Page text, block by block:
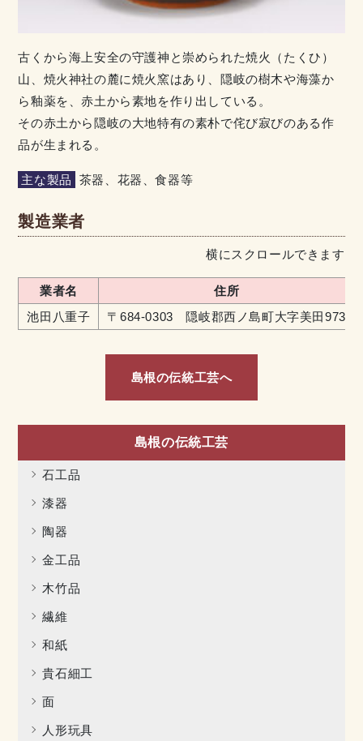
古くから海上安全の守護神と崇められた焼火（たくひ）
山、焼火神社の麓に焼火窯はあり、隠岐の樹木や海藻か
ら釉薬を、赤土から素地を作り出している。
その赤土から隠岐の大地特有の素朴で侘び寂びのある作
品が生まれる。
主な製品 茶器、花器、食器等
製造業者
横にスクロールできます
業者名
住所
池田八重子
〒684-0303 隠岐郡西ノ島町大字美田973
島根の伝統工芸へ
島根の伝統工芸
石工品
漆器
陶器
金工品
木竹品
繊維
和紙
貴石細工
面
人形玩具